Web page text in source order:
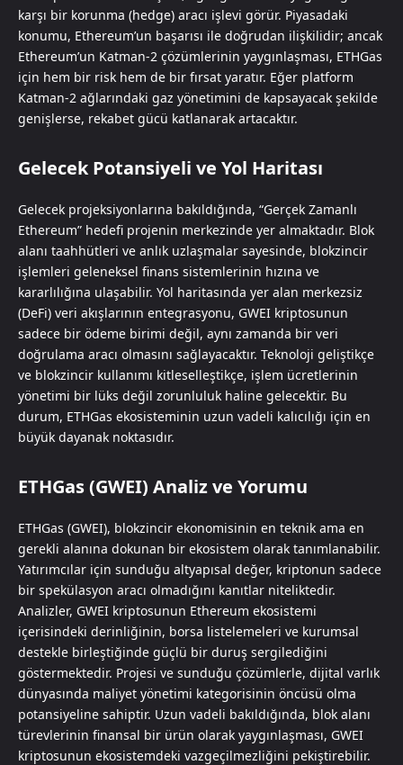
karşı bir korunma (hedge) aracı işlevi görür. Piyasadaki
konumu, Ethereum’un başarısı ile doğrudan ilişkilidir; ancak
Ethereum’un Katman-2 çözümlerinin yaygınlaşması, ETHGas
için hem bir risk hem de bir fırsat yaratır. Eğer platform
Katman-2 ağlarındaki gaz yönetimini de kapsayacak şekilde
genişlerse, rekabet gücü katlanarak artacaktır.
Gelecek Potansiyeli ve Yol Haritası
Gelecek projeksiyonlarına bakıldığında, “Gerçek Zamanlı
Ethereum” hedefi projenin merkezinde yer almaktadır. Blok
alanı taahhütleri ve anlık uzlaşmalar sayesinde, blokzincir
işlemleri geleneksel finans sistemlerinin hızına ve
kararlılığına ulaşabilir. Yol haritasında yer alan merkezsiz
(DeFi) veri akışlarının entegrasyonu, GWEI kriptosunun
sadece bir ödeme birimi değil, aynı zamanda bir veri
doğrulama aracı olmasını sağlayacaktır. Teknoloji geliştikçe
ve blokzincir kullanımı kitleselleştikçe, işlem ücretlerinin
yönetimi bir lüks değil zorunluluk haline gelecektir. Bu
durum, ETHGas ekosisteminin uzun vadeli kalıcılığı için en
büyük dayanak noktasıdır.
ETHGas (GWEI) Analiz ve Yorumu
ETHGas (GWEI), blokzincir ekonomisinin en teknik ama en
gerekli alanına dokunan bir ekosistem olarak tanımlanabilir.
Yatırımcılar için sunduğu altyapısal değer, kriptonun sadece
bir spekülasyon aracı olmadığını kanıtlar niteliktedir.
Analizler, GWEI kriptosunun Ethereum ekosistemi
içerisindeki derinliğinin, borsa listelemeleri ve kurumsal
destekle birleştiğinde güçlü bir duruş sergilediğini
göstermektedir. Projesi ve sunduğu çözümlerle, dijital varlık
dünyasında maliyet yönetimi kategorisinin öncüsü olma
potansiyeline sahiptir. Uzun vadeli bakıldığında, blok alanı
türevlerinin finansal bir ürün olarak yaygınlaşması, GWEI
kriptosunun ekosistemdeki vazgeçilmezliğini pekiştirebilir.